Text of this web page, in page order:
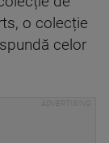
o colecție
celor